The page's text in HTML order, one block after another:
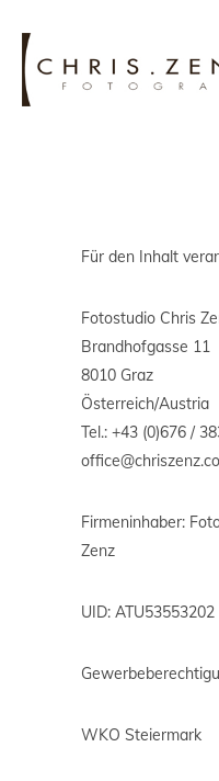
Für den Inhalt
Fotostudio Chris
Brandhofgasse 11
8010 Graz
Österreich/Austria
Tel.: +43 (0)676 /
Firmeninhaber:
Zenz
UID: ATU53553202
WKO Steiermark